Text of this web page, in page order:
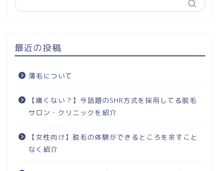
最近の投稿
薄毛について
【痛くない？】今話題のSHR方式を採用してる脱毛
サロン・クリニックを紹介
【女性向け】脱毛の体験ができるところを余すこと
なく紹介